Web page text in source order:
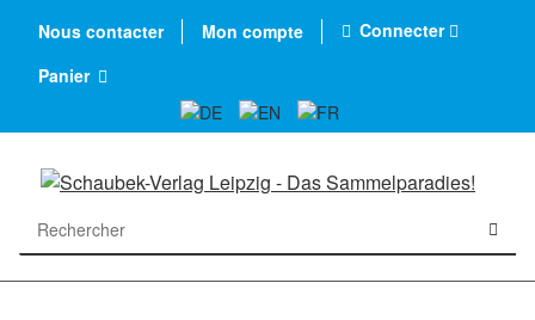
Nous contacter Mon compte
Connecter
Panier